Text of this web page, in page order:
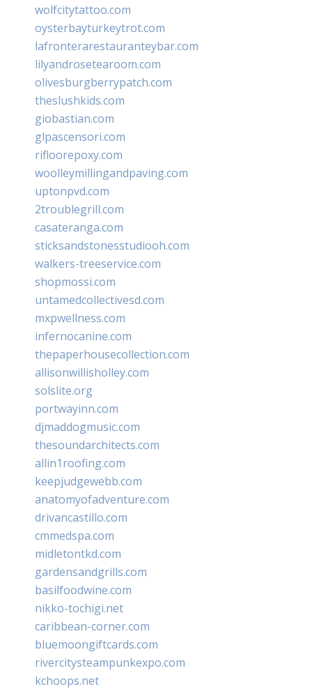
wolfcitytattoo.com
oysterbayturkeytrot.com
lafronterarestauranteybar.com
lilyandrosetearoom.com
olivesburgberrypatch.com
theslushkids.com
giobastian.com
glpascensori.com
rifloorepoxy.com
woolleymillingandpaving.com
uptonpvd.com
2troublegrill.com
casateranga.com
sticksandstonesstudiooh.com
walkers-treeservice.com
shopmossi.com
untamedcollectivesd.com
mxpwellness.com
infernocanine.com
thepaperhousecollection.com
allisonwillisholley.com
solslite.org
portwayinn.com
djmaddogmusic.com
thesoundarchitects.com
allin1roofing.com
keepjudgewebb.com
anatomyofadventure.com
drivancastillo.com
cmmedspa.com
midletontkd.com
gardensandgrills.com
basilfoodwine.com
nikko-tochigi.net
caribbean-corner.com
bluemoongiftcards.com
rivercitysteampunkexpo.com
kchoops.net